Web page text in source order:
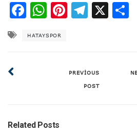
Facebook
WhatsApp
Pinterest
X
HATAYSPOR
PREVIOUS
POST
Related Posts